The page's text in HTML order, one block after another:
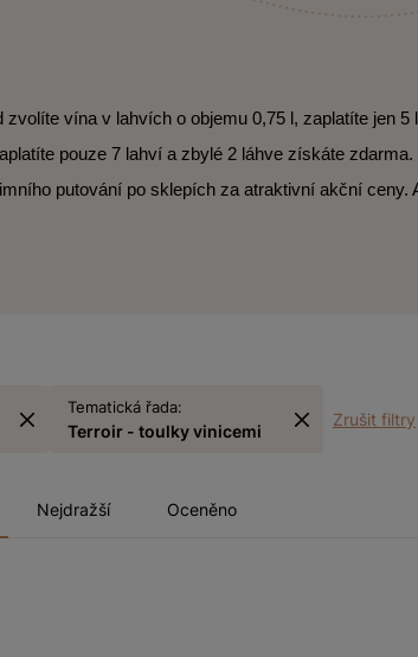
vína v lahvích o objemu 0,75 l, zaplatíte jen 5
pouze 7 lahví a zbylé 2 láhve získáte zdarma.
putování po sklepích za atraktivní akční ceny.
Tematická řada:
Terroir - toulky vinicemi
Zrušit filtry
Nejdražší Oceněno